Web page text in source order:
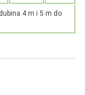
4 m i 5 m do